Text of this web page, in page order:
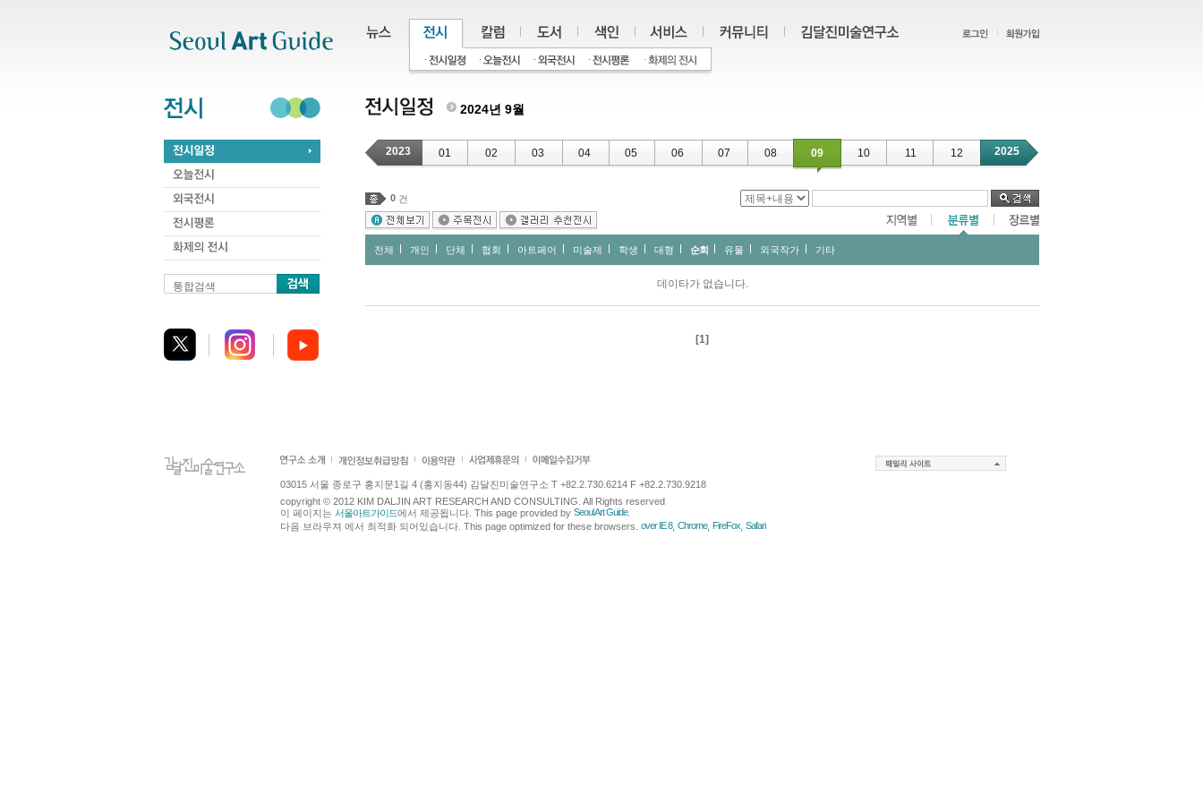
통합검색
2024년 9월
2023 01 02 03 04 05 06 07 08 09 10 11 12 2025
0 건
전체 개인 단체 협회 아트페어 미술제 학생 대형 순회 유물 외국작가 기타
데이타가 없습니다.
[1]
03015 서울 종로구 홍지문1길 4 (홍지동44) 김달진미술연구소 T +82.2.730.6214 F +82.2.730.9218
copyright © 2012 KIM DALJIN ART RESEARCH AND CONSULTING. All Rights reserved
이 페이지는 서울아트가이드에서 제공됩니다. This page provided by Seoul Art Guide.
다음 브라우져 에서 최적화 되어있습니다. This page optimized for these browsers. over IE 8, Chrome, FireFox Safari